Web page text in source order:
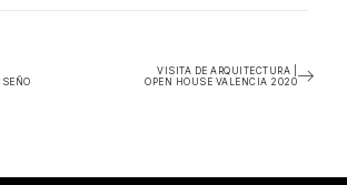
VISITA DE ARQUITECTURA |
OPEN HOUSE VALENCIA 2020